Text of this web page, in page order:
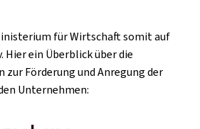
für Wirtschaft somit auf
Hier ein Überblick über die
Förderung und Anregung der
Unternehmen: